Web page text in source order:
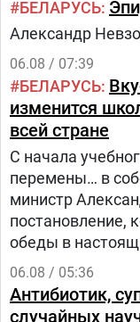
из трех этапов:1.
БЕЛАРУСЬ
Александр
06.08 / 07:39
БЕЛАРУСЬ
изменится
всей стране
С начала
перемены… в
министр
постановление,
обеды в
06.08 / 05:36
Антибиотик,
случайных